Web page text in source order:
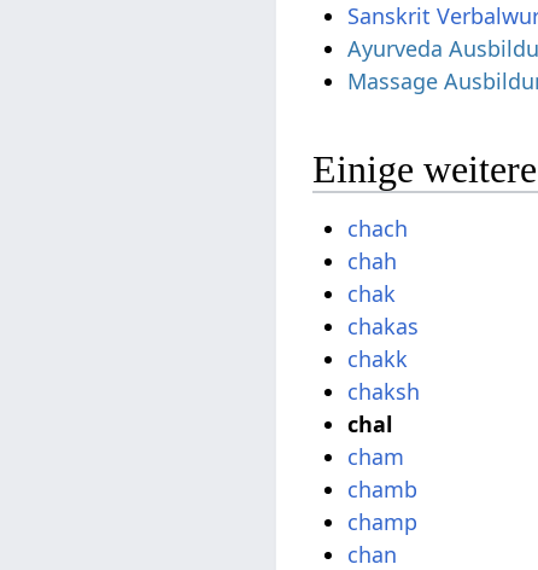
Sanskrit
Ayurveda
Massage
Einige
chach
chah
chak
chakas
chakk
chaksh
chal
cham
chamb
champ
chan